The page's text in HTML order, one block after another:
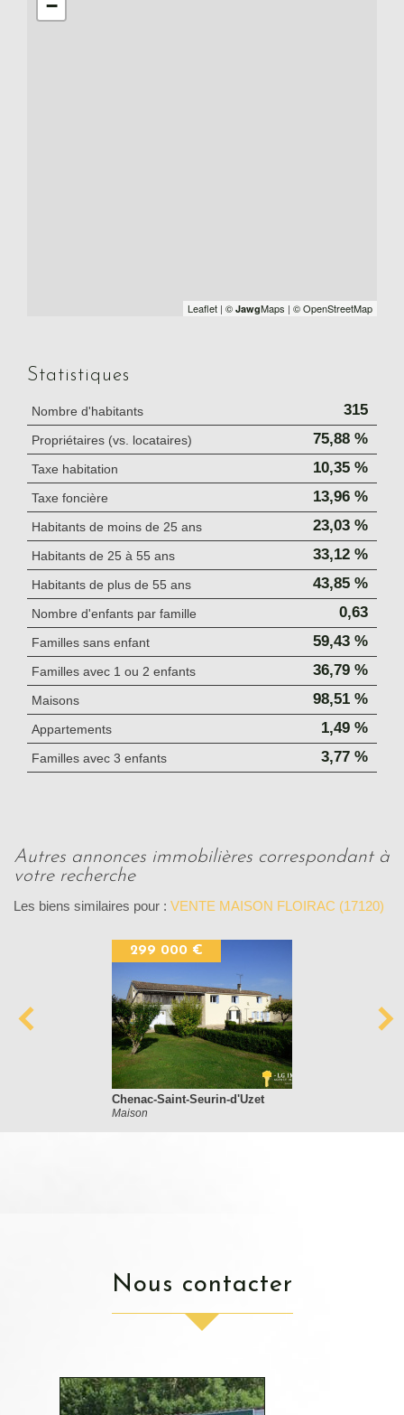
−
Leaflet | © JawgMaps | © OpenStreetMap
Statistiques
Nombre d'habitants 315
Propriétaires (vs. locataires) 75,88 %
Taxe habitation 10,35 %
Taxe foncière 13,96 %
Habitants de moins de 25 ans 23,03 %
Habitants de 25 à 55 ans 33,12 %
Habitants de plus de 55 ans 43,85 %
Nombre d'enfants par famille 0,63
Familles sans enfant 59,43 %
Familles avec 1 ou 2 enfants 36,79 %
Maisons 98,51 %
Appartements 1,49 %
Familles avec 3 enfants 3,77 %
autres annonces immobilières correspondant à
votre recherche
Les biens similaires pour : VENTE MAISON FLOIRAC (17120)
299 000 €
Chenac-Saint-Seurin-d'Uzet
Maison
nous contacter